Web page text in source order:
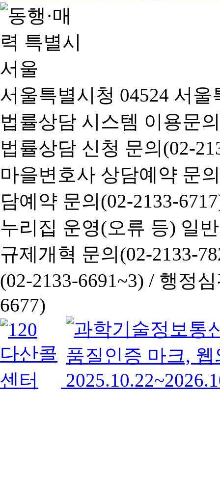
서울특별시청 04524 서
법률상담 시스템 이용문
법률상담 신청 문의(02-
마을변호사 상담예약 문
담예약 문의(02-2133-
누리집 운영(오류 등) 일
규제개혁 문의(02-2133-
(02-2133-6691~3) / 행정심
6677)